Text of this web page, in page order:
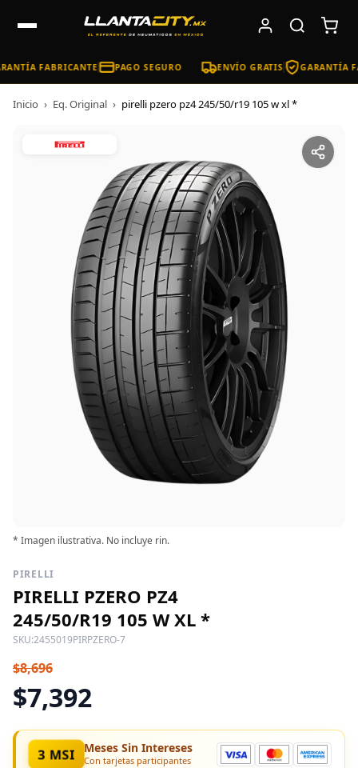
FABRICANTE PAGO SEGURO ENVÍO GRATIS GARANTÍA
Inicio › Eq. Original › pirelli pzero pz4 245/50/r19 105 w xl *
* Imagen ilustrativa. No incluye rin.
PIRELLI
PIRELLI PZERO PZ4
245/50/R19 105 W XL *
SKU:2455019PIRPZERO-7
$8,696
$7,392
3 MSI Meses Sin Intereses
Con tarjetas participantes